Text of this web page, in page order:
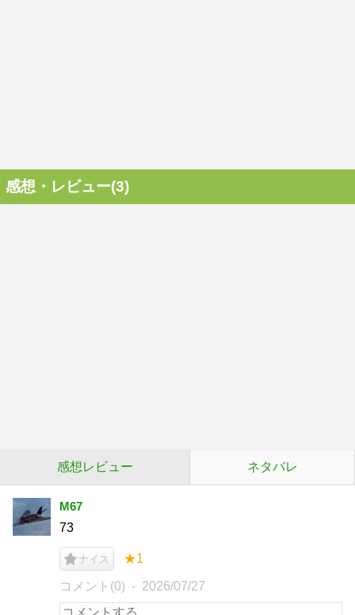
感想・レビュー(3)
感想レビュー ネタバレ
M67
73
ナイス ★1
コメント(0) 2026/07/27